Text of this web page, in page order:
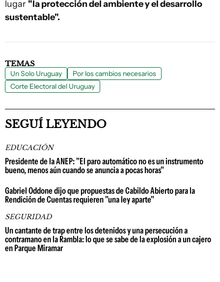
lugar "la protección del ambiente y el desarrollo
sustentable".
TEMAS
Un Solo Uruguay
Por los cambios necesarios
Corte Electoral del Uruguay
SEGUÍ LEYENDO
EDUCACIÓN
Presidente de la ANEP: "El paro automático no es un instrumento
bueno, menos aún cuando se anuncia a pocas horas"
Gabriel Oddone dijo que propuestas de Cabildo Abierto para la
Rendición de Cuentas requieren "una ley aparte"
SEGURIDAD
Un cantante de trap entre los detenidos y una persecución a
contramano en la Rambla: lo que se sabe de la explosión a un cajero
en Parque Miramar